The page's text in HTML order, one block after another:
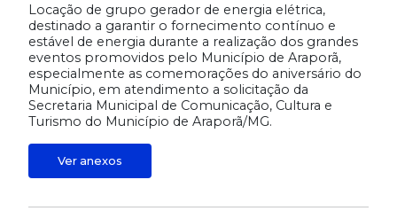
Locação de grupo gerador de energia elétrica,
destinado a garantir o fornecimento contínuo e
estável de energia durante a realização dos grandes
eventos promovidos pelo Município de Araporã,
especialmente as comemorações do aniversário do
Município, em atendimento a solicitação da
Secretaria Municipal de Comunicação, Cultura e
Turismo do Município de Araporã/MG.
Ver anexos